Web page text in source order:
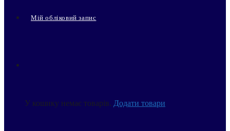
Мій обліковий запис
У кошику немає товарів. Додати товари